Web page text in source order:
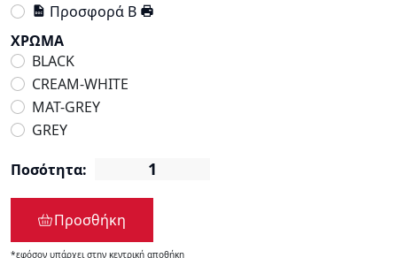
Προσφορά Β
ΧΡΩΜΑ
BLACK
CREAM-WHITE
MAT-GREY
GREY
Ποσότητα:
Προσθήκη
*εφόσον υπάρχει στην κεντρική αποθήκη